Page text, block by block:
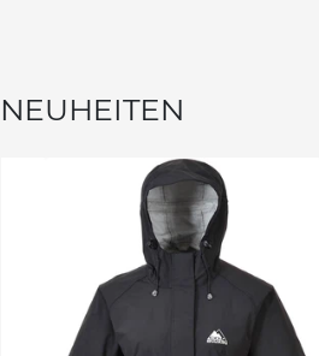
NEUHEITEN